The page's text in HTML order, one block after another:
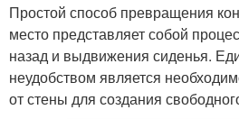
Простой способ превращения
место представляет собой
назад и выдвижения сиденья.
неудобством является
от стены для создания